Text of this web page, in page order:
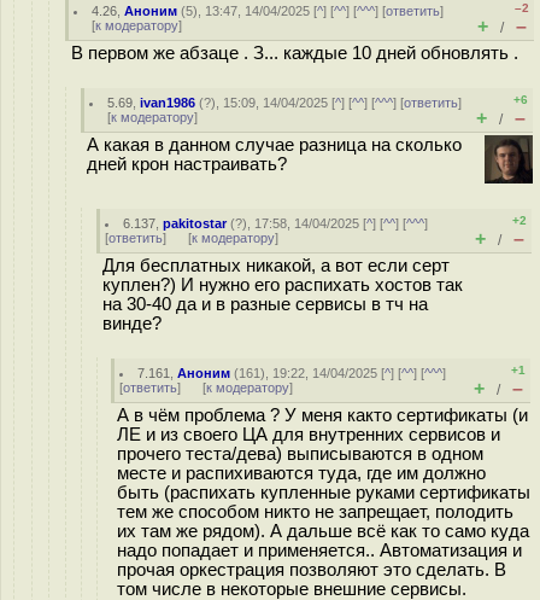
4.26 ,Аноним (5), 13:47, 14/04/2025 [^] [^^] [^^^] [ответить]
[к модератору]
–2
+ / –
В первом же абзаце . З... каждые 10 дней обновлять .
5.69 ,ivan1986 (?), 15:09, 14/04/2025 [^] [^^] [^^^] [ответить]
[к модератору]
+6
+ / –
А какая в данном случае разница на сколько
дней крон настраивать?
6.137 ,pakitostar(?), 17:58, 14/04/2025 [^] [^^] [^^^]
[ответить] [к модератору]
+2
+ / –
Для бесплатных никакой, а вот если серт
куплен?) И нужно его распихать хостов так
на 30-40 да и в разные сервисы в тч на
винде?
7.161 ,Аноним (161), 19:22, 14/04/2025 [^] [^^] [^^^]
[ответить] [к модератору]
+1
+ / –
А в чём проблема ? У меня както сертификаты (и
ЛЕ и из своего ЦА для внутренних сервисов и
прочего теста/дева) выписываются в одном
месте и распихиваются туда, где им должно
быть (распихать купленные руками сертификаты
тем же способом никто не запрещает, полодить
их там же рядом). А дальше всё как то само куда
надо попадает и применяется.. Автоматизация и
прочая оркестрация позволяют это сделать. В
том числе в некоторые внешние сервисы.